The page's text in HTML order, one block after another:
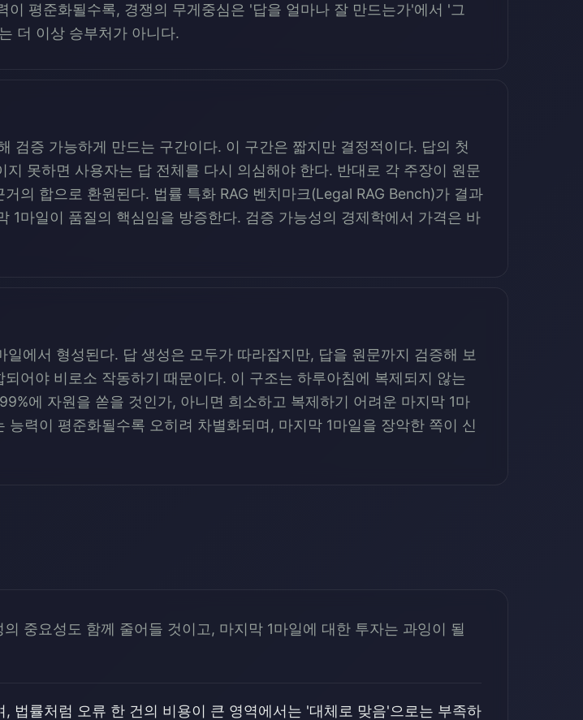
평준화될수록, 경쟁의 무게중심은 '답을 얼마나 잘 만드는가'에서 '그
더 이상 승부처가 아니다.
검증 가능하게 만드는 구간이다. 이 구간은 짧지만 결정적이다. 답의 첫
못하면 사용자는 답 전체를 다시 의심해야 한다. 반대로 각 주장이 원문
의 합으로 환원된다. 법률 특화 RAG 벤치마크(Legal RAG Bench)가 결과
1마일이 품질의 핵심임을 방증한다. 검증 가능성의 경제학에서 가격은 바
에서 형성된다. 답 생성은 모두가 따라잡지만, 답을 원문까지 검증해 보
어야 비로소 작동하기 때문이다. 이 구조는 하루아침에 복제되지 않는
에 자원을 쏟을 것인가, 아니면 희소하고 복제하기 어려운 마지막 1마
력이 평준화될수록 오히려 차별화되며, 마지막 1마일을 장악한 쪽이 신
중요성도 함께 줄어들 것이고, 마지막 1마일에 대한 투자는 과잉이 될
법률처럼 오류 한 건의 비용이 큰 영역에서는 '대체로 맞음'으로는 부족하